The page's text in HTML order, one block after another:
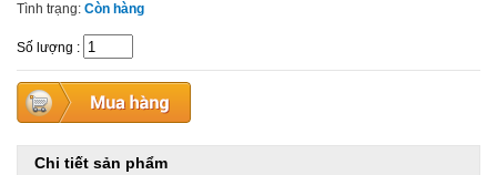
Tình trạng: Còn hàng
Số lượng :
Chi tiết sản phẩm